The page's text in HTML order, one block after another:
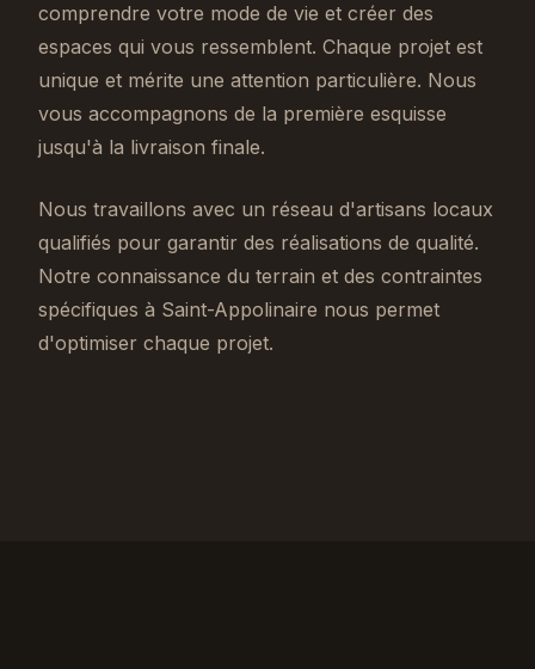
comprendre votre mode de vie et créer des
espaces qui vous ressemblent. Chaque projet est
unique et mérite une attention particulière. Nous
vous accompagnons de la première esquisse
jusqu'à la livraison finale.
Nous travaillons avec un réseau d'artisans locaux
qualifiés pour garantir des réalisations de qualité.
Notre connaissance du terrain et des contraintes
spécifiques à Saint-Appolinaire nous permet
d'optimiser chaque projet.